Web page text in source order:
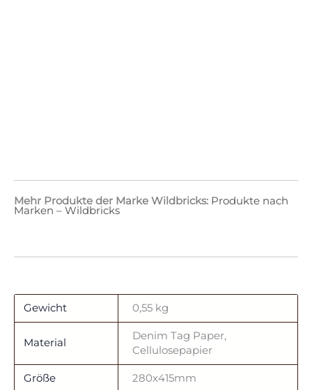
Mehr Produkte der Marke Wildbricks: Produkte nach
Marken – Wildbricks
Gewicht 0,55 kg
Material
Denim Tag Paper,
Cellulosepapier
Größe 280x415mm